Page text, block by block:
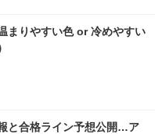
まりやすい色 or 冷めやすい
と合格ライン予想公開…ア